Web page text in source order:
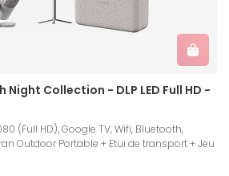
Night Collection - DLP LED Full HD -
(Full HD), Google TV, Wifi, Bluetooth,
Outdoor Portable + Etui de transport + Jeu